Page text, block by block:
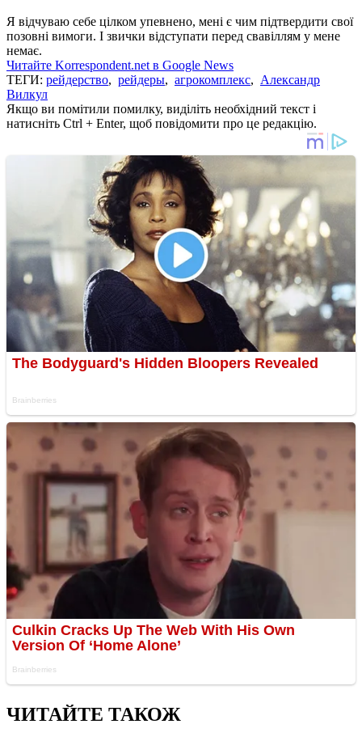
Я відчуваю себе цілком упевнено, мені є чим підтвердити свої
позовні вимоги. І звички відступати перед свавіллям у мене
немає.
Читайте Korrespondent.net в Google News
ТЕГИ: рейдерство, рейдеры, агрокомплекс, Александр
Вилкул
Якщо ви помітили помилку, виділіть необхідний текст і
натисніть Ctrl + Enter, щоб повідомити про це редакцію.
ЧИТАЙТЕ ТАКОЖ